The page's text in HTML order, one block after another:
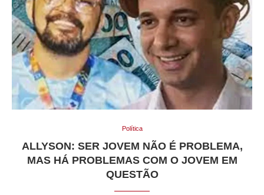
Política
ALLYSON: SER JOVEM NÃO É PROBLEMA,
MAS HÁ PROBLEMAS COM O JOVEM EM
QUESTÃO